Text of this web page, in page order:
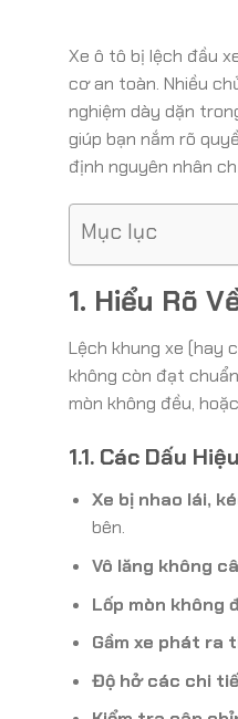
Xe ô tô bị lệch đầu
cơ an toàn. Nhiều
nghiệm dày dặn
giúp bạn nắm rõ
định nguyên nhân
Mục lục
1. Hiểu Rõ
Lệch khung xe (hay
không còn đạt
mòn không đều,
1.1. Các Dấu
Xe bị nhao lái,
bên.
Vô lăng không
Lốp mòn không
Gầm xe phát ra
Độ hở các chi